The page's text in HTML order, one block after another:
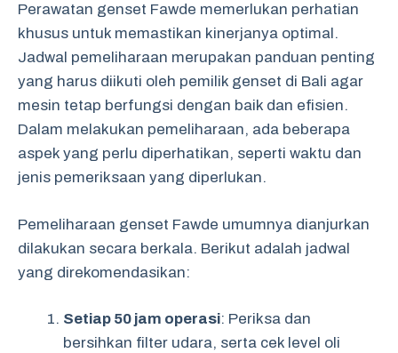
Perawatan genset Fawde memerlukan perhatian
khusus untuk memastikan kinerjanya optimal.
Jadwal pemeliharaan merupakan panduan penting
yang harus diikuti oleh pemilik genset di Bali agar
mesin tetap berfungsi dengan baik dan efisien.
Dalam melakukan pemeliharaan, ada beberapa
aspek yang perlu diperhatikan, seperti waktu dan
jenis pemeriksaan yang diperlukan.
Pemeliharaan genset Fawde umumnya dianjurkan
dilakukan secara berkala. Berikut adalah jadwal
yang direkomendasikan:
Setiap 50 jam operasi: Periksa dan
bersihkan filter udara, serta cek level oli